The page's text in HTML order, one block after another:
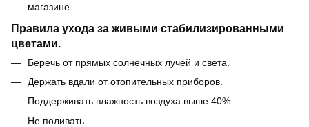
магазине.
Правила ухода за живыми стабилизированными
цветами.
Беречь от прямых солнечных лучей и света.
Держать вдали от отопительных приборов.
Поддерживать влажность воздуха выше 40%.
Не поливать.